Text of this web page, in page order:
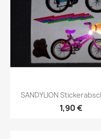
SANDYLION
1,90 €